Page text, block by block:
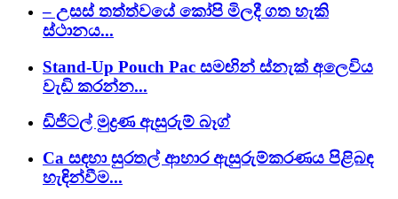
– උසස් තත්ත්වයේ කෝපි මිලදී ගත හැකි
ස්ථානය...
Stand-Up Pouch Pac සමඟින් ස්නැක් අලෙවිය
වැඩි කරන්න...
ඩිජිටල් මුද්‍රණ ඇසුරුම් බෑග්
Ca සඳහා සුරතල් ආහාර ඇසුරුම්කරණය පිළිබඳ
හැඳින්වීම...